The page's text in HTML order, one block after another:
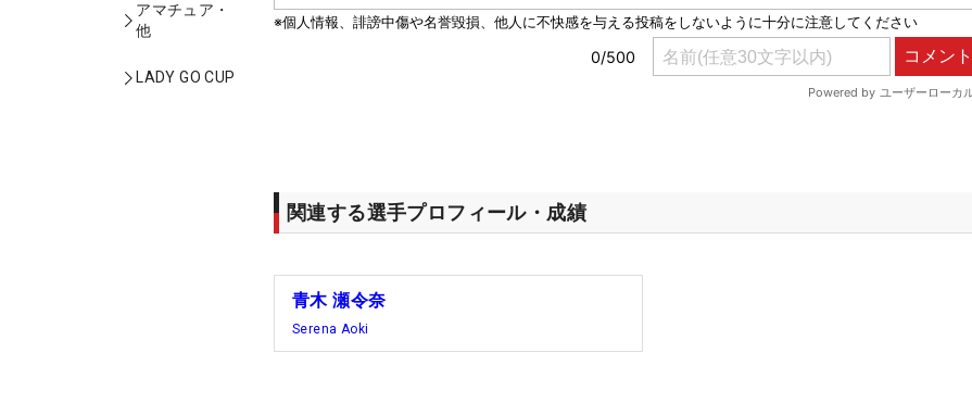
アマチュア・
他
LADY GO CUP
関連する選手プロフィール・成績
青木 瀬令奈
Serena Aoki